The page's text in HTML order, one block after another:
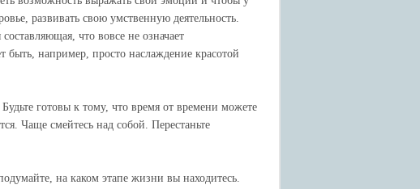
развивать свою умственную деятельность.
что вовсе не означает
например, просто наслаждение красотой
готовы к тому, что время от времени можете
Чаще смейтесь над собой. Перестаньте
на каком этапе жизни вы находитесь.